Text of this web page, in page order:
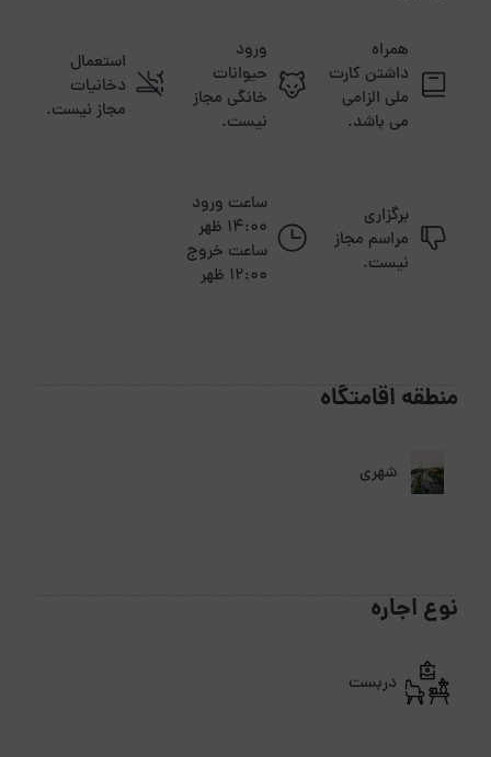
همراه
داشتن کارت
ملی الزامی
می باشد.
ورود
حیوانات
خانگی مجاز
نیست.
استعمال
دخانیات
مجاز نیست.
برگزاری
مراسم مجاز
نیست.
ساعت ورود
14:00 ظهر
ساعت خروج
12:00 ظهر
منطقه اقامتگاه
شهری
نوع اجاره
دربست